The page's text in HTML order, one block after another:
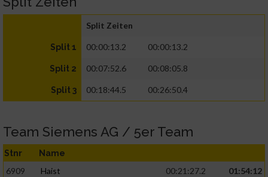
Split Zeiten
Split 1 00:00:13.2 00:00:13.2
Split 2 00:07:52.6 00:08:05.8
Split 3 00:18:44.5 00:26:50.4
Team Siemens AG / 5er Team
Stnr Name
6909 Haist 00:21:27.2
01:54:12